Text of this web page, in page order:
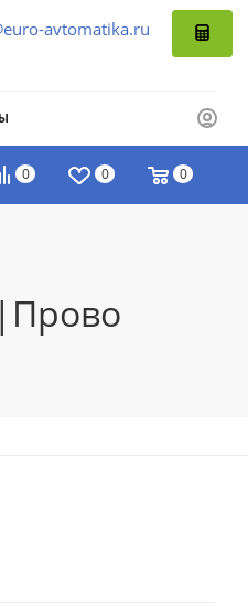
avtomatika.ru
0 0 0